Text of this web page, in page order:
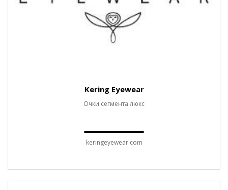
Kering Eyewear
Очки сегмента люкс
keringeyewear.com